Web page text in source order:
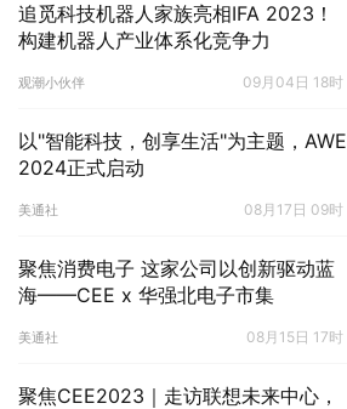
追觅科技机器人家族亮相IFA 2023！
构建机器人产业体系化竞争力
观潮小伙伴 09月04日 18时
以"智能科技，创享生活"为主题，AWE
2024正式启动
美通社 08月17日 09时
聚焦消费电子 这家公司以创新驱动蓝
海——CEE x 华强北电子市集
美通社 08月15日 17时
聚焦CEE2023｜走访联想未来中心，